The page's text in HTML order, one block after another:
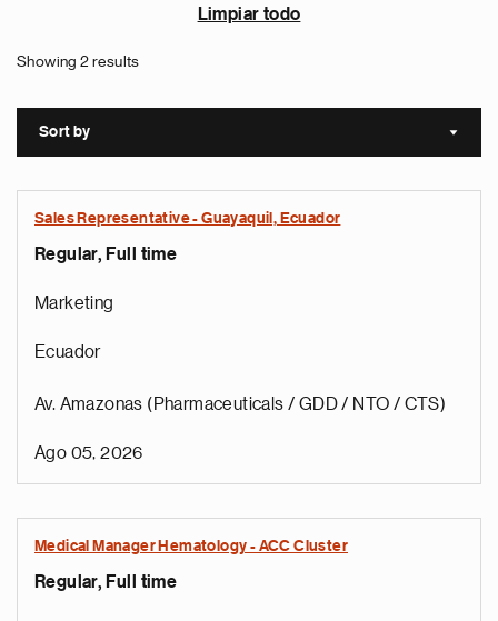
Limpiar todo
Showing 2 results
Sort by Sort
Sales Representative - Guayaquil, Ecuador
Regular, Full time
Marketing
Ecuador
Av. Amazonas (Pharmaceuticals / GDD / NTO / CTS)
Ago 05, 2026
Medical Manager Hematology - ACC Cluster
Regular, Full time